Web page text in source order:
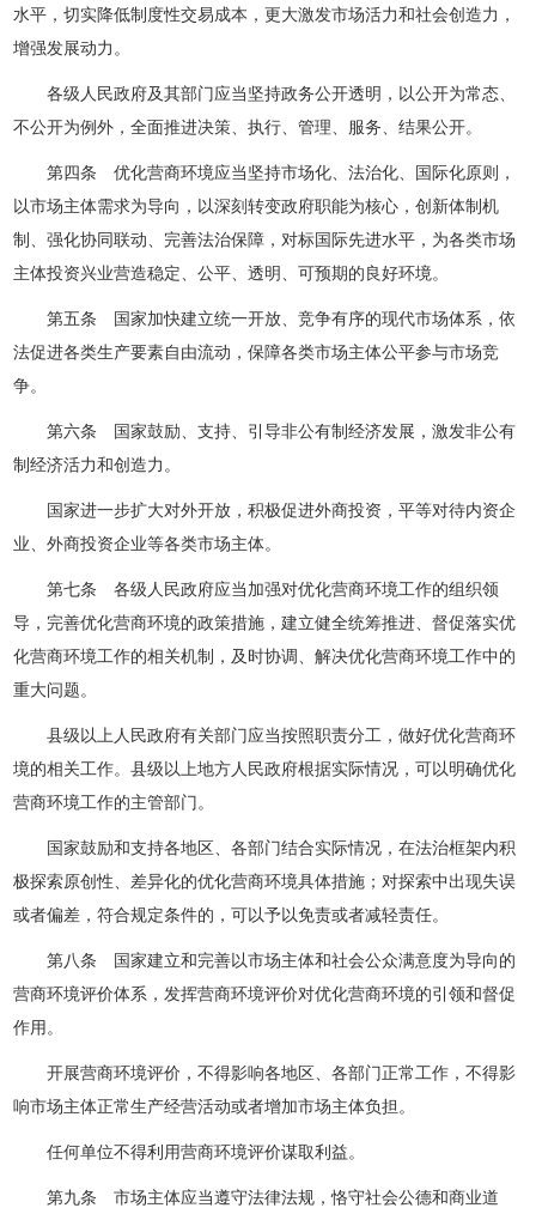
水平，切实降低制度性交易成本，更大激发市场活力和社会创造力，
增强发展动力。
各级人民政府及其部门应当坚持政务公开透明，以公开为常态、
不公开为例外，全面推进决策、执行、管理、服务、结果公开。
第四条 优化营商环境应当坚持市场化、法治化、国际化原则，
以市场主体需求为导向，以深刻转变政府职能为核心，创新体制机
制、强化协同联动、完善法治保障，对标国际先进水平，为各类市场
主体投资兴业营造稳定、公平、透明、可预期的良好环境。
第五条 国家加快建立统一开放、竞争有序的现代市场体系，依
法促进各类生产要素自由流动，保障各类市场主体公平参与市场竞
争。
第六条 国家鼓励、支持、引导非公有制经济发展，激发非公有
制经济活力和创造力。
国家进一步扩大对外开放，积极促进外商投资，平等对待内资企
业、外商投资企业等各类市场主体。
第七条 各级人民政府应当加强对优化营商环境工作的组织领
导，完善优化营商环境的政策措施，建立健全统筹推进、督促落实优
化营商环境工作的相关机制，及时协调、解决优化营商环境工作中的
重大问题。
县级以上人民政府有关部门应当按照职责分工，做好优化营商环
境的相关工作。县级以上地方人民政府根据实际情况，可以明确优化
营商环境工作的主管部门。
国家鼓励和支持各地区、各部门结合实际情况，在法治框架内积
极探索原创性、差异化的优化营商环境具体措施；对探索中出现失误
或者偏差，符合规定条件的，可以予以免责或者减轻责任。
第八条 国家建立和完善以市场主体和社会公众满意度为导向的
营商环境评价体系，发挥营商环境评价对优化营商环境的引领和督促
作用。
开展营商环境评价，不得影响各地区、各部门正常工作，不得影
响市场主体正常生产经营活动或者增加市场主体负担。
任何单位不得利用营商环境评价谋取利益。
第九条 市场主体应当遵守法律法规，恪守社会公德和商业道